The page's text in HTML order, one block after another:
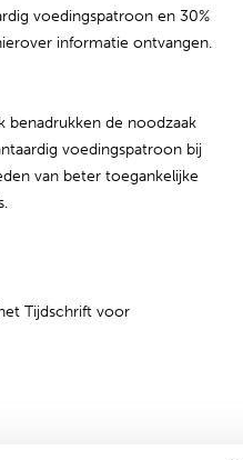
voedingspatroon en 30%
informatie ontvangen.
benadrukken de noodzaak
voedingspatroon bij
van beter toegankelijke
Tijdschrift voor